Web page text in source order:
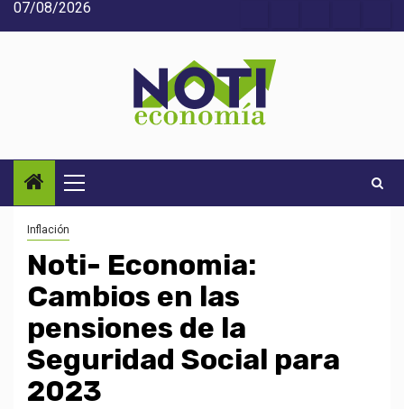
Saltar
al
07/08/2026
Noti-
economía
Menú
principal
Inflación
Noti- Economia:
Cambios en las
pensiones de la
Seguridad Social para
2023